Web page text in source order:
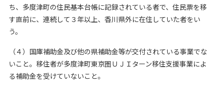
ち、多度津町の住民基本台帳に記録されている者で、住民票を移
す直前に、連続して３年以上、香川県外に在住していた者をい
う。
（４）国庫補助金及び他の県補助金等が交付されている事業でな
いこと。移住者が多度津町東京圏ＵＪＩターン移住支援事業によ
る補助金を受けていないこと。